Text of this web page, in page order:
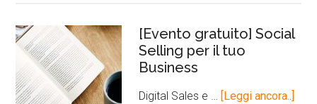
[Evento gratuito] Social
Selling per il tuo
Business
Digital Sales e … [Leggi ancora..]